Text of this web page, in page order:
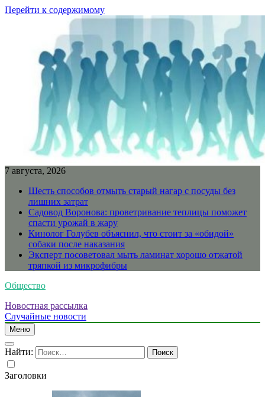
Перейти к содержимому
7 августа, 2026
Шесть способов отмыть старый нагар с посуды без
лишних затрат
Садовод Воронова: проветривание теплицы поможет
спасти урожай в жару
Кинолог Голубев объяснил, что стоит за «обидой»
собаки после наказания
Эксперт посоветовал мыть ламинат хорошо отжатой
тряпкой из микрофибры
Общество
Новостная рассылка
Случайные новости
Меню
Найти:
Заголовки